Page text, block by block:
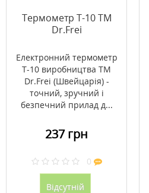
Термометр T-10 ТМ
Dr.Frei
Електронний термометр
T-10 виробництва ТМ
Dr.Frei (Швейцарія) -
точний, зручний і
безпечний прилад д...
237 грн
0
Відсутній